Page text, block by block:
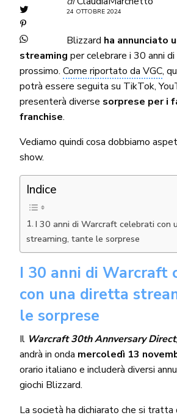
24 OTTOBRE 2024
Blizzard ha annunciato
streaming per celebrare i 30 anni di
prossimo. Come riportato da VGC,
potrà essere seguita su TikTok,
presenterà diverse sorprese per i
franchise.
Vediamo quindi cosa dobbiamo
show.
Indice
I 30 anni di Warcraft celebrati con
streaming, tante le sorprese
I 30 anni di Warcraft
con una diretta
le sorprese
Il Warcraft 30th Annversary Direct
andrà in onda mercoledì 13
orario italiano e includerà diversi
giochi Blizzard.
La società ha dichiarato che si tratta